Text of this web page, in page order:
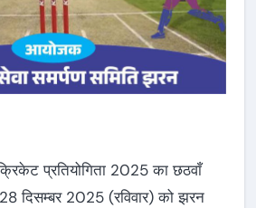
क्रिकेट प्रतियोगिता 2025 का छठवाँ
दिसम्बर 2025 (रविवार) को झरन